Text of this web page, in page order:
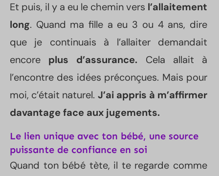
Et puis, il y a eu le chemin vers l’allaitement
long. Quand ma fille a eu 3 ou 4 ans, dire
que je continuais à l’allaiter demandait
encore plus d’assurance. Cela allait à
l’encontre des idées préconçues. Mais pour
moi, c’était naturel. J’ai appris à m’affirmer
davantage face aux jugements.
Le lien unique avec ton bébé, une source
puissante de confiance en soi
Quand ton bébé tète, il te regarde comme